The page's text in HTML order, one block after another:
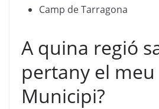
Camp de Tarragona
A quina regió
pertany el meu
Municipi?